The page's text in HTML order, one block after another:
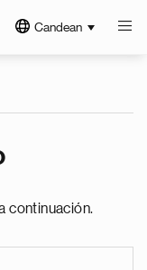
Candean
continuación.